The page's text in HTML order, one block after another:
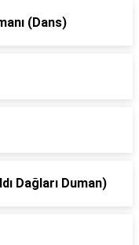
(Dans)
Dağları Duman)